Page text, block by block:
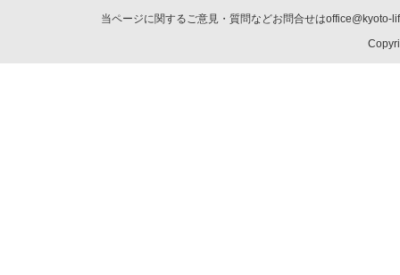
当ページに関するご意見・質問などお問合せは